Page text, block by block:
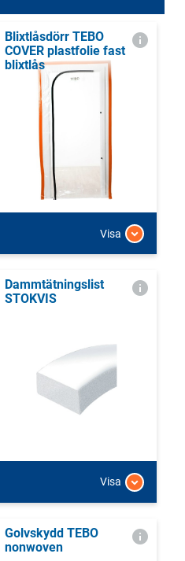
Blixtlåsdörr TEBO
COVER plastfolie fast
blixtlås
Visa
Dammtätningslist
STOKVIS
Visa
Golvskydd TEBO
nonwoven